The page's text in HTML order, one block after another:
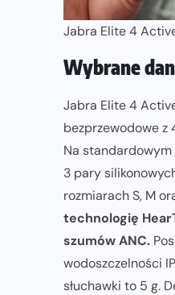
Jabra Elite 4
Wybrane
Jabra Elite 4
bezprzewodowe z
Na
3 pary
rozmiarach S, M
technologię
szumów ANC.
wodoszczelności
słuchawki to 5 g.